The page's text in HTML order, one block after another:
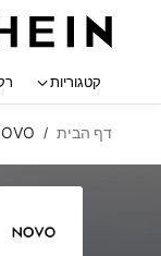
קטגוריות
דף הבית /